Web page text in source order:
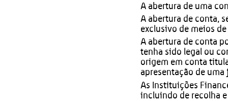
A abertura de uma
A abertura de conta,
exclusivo de meios
A abertura de conta
tenha sido legal ou
origem em conta
apresentação de
As Instituições
incluindo de recolha